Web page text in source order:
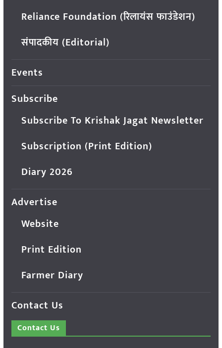
Reliance Foundation (रिलायंस फाउंडेशन)
संपादकीय (Editorial)
Events
Subscribe
Subscribe To Krishak Jagat Newsletter
Subscription (Print Edition)
Diary 2026
Advertise
Website
Print Edition
Farmer Diary
Contact Us
Contact Us